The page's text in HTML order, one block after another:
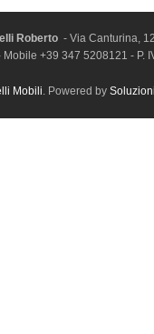
Roberto - Via Canturina,
+39 347 5208121 - P.
Mobili . Powered by